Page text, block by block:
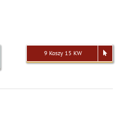
9 Koszy 15 KW